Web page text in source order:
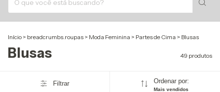
Início > breadcrumbs.roupas > Moda Feminina > Partes de Cima > Blusas
Blusas 49 produtos
Filtrar Ordenar por:
Mais vendidos